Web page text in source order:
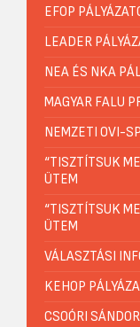
EFOP
LEADER
NEA ÉS NKA
MAGYAR FALU
NEMZETI OVI-
“TISZTÍTSUK
ÜTEM
“TISZTÍTSUK
ÜTEM
VÁLASZTÁSI
KEHOP
CSOÓRI